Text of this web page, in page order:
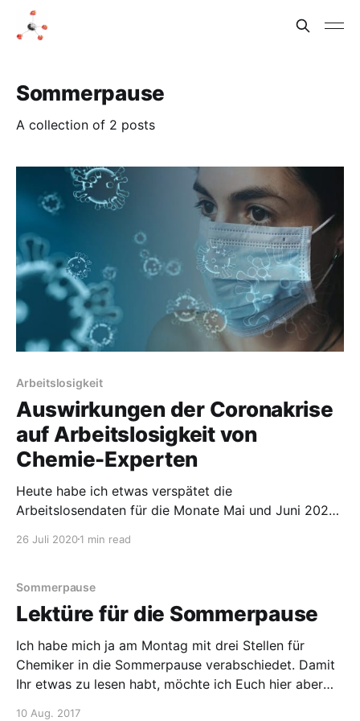
Sommerpause
A collection of 2 posts
Arbeitslosigkeit
Auswirkungen der Coronakrise
auf Arbeitslosigkeit von
Chemie-Experten
Heute habe ich etwas verspätet die
Arbeitslosendaten für die Monate Mai und Juni 2020
Zeit ergänzt. Ich fand bemerkenswert, dass man in
coronabedingten Anstieg für die Monate sieht, aber
nicht bei den sogenannten Experten. Experten sind
laut
26 Juli 20201 min read
Sommerpause
Lektüre für die Sommerpause
Ich habe mich ja am Montag mit drei Stellen für
Chemiker in die Sommerpause verabschiedet. Damit
Ihr etwas zu lesen habt, möchte ich Euch hier aber
10 Aug. 2017